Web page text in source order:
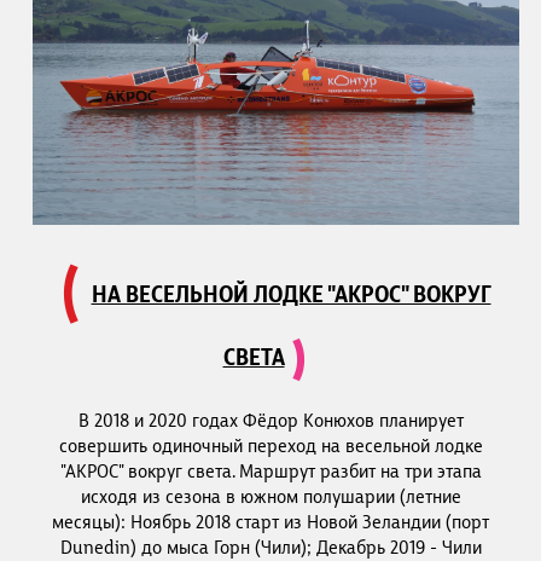
НА ВЕСЕЛЬНОЙ ЛОДКЕ "АКРОС" ВОКРУГ
СВЕТА
В 2018 и 2020 годах Фёдор Конюхов планирует
совершить одиночный переход на весельной лодке
"АКРОС" вокруг света. Маршрут разбит на три этапа
исходя из сезона в южном полушарии (летние
месяцы): Ноябрь 2018 старт из Новой Зеландии (порт
Dunedin) до мыса Горн (Чили); Декабрь 2019 - Чили